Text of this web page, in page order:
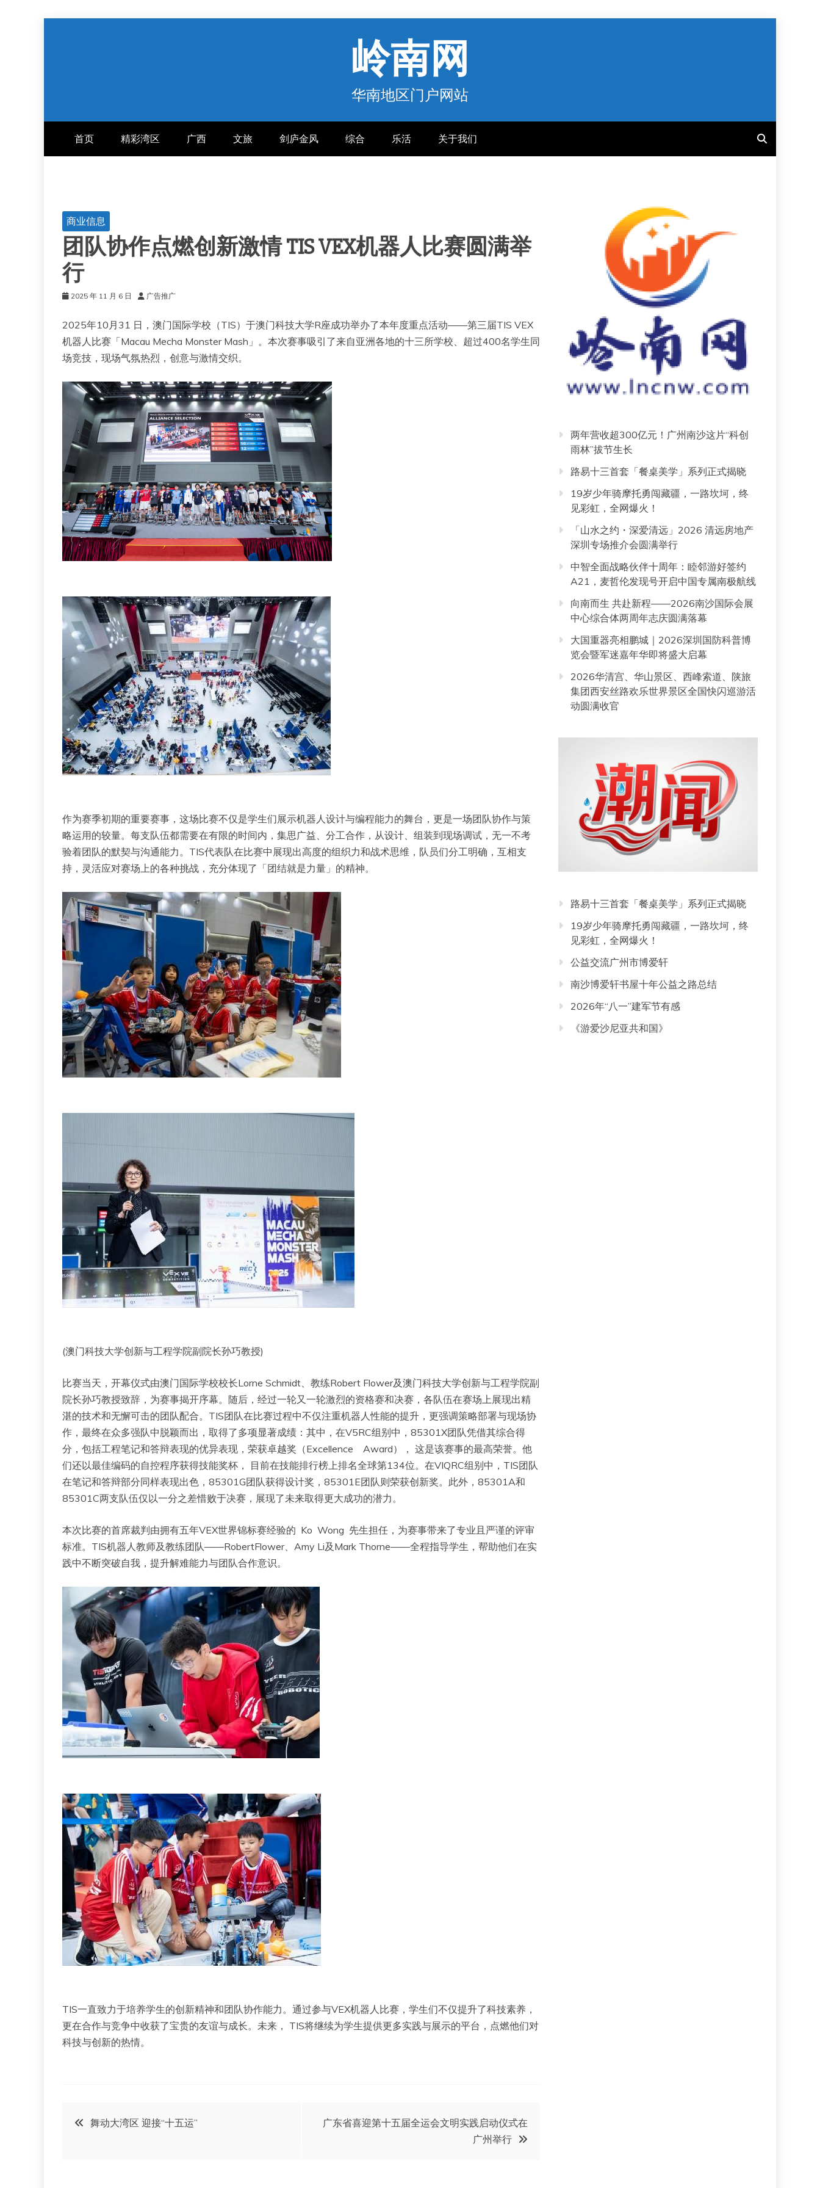
岭南网
华南地区门户网站
首页 精彩湾区 广西 文旅 剑庐金风 综合 乐活 关于我们
商业信息
团队协作点燃创新激情 TIS VEX机器人比赛圆满举
行
2025 年 11 月 6 日 广告推广
2025年10月31 日，澳门国际学校（TIS）于澳门科技大学R座成功举办了本年度重点活动——第三届TIS VEX
机器人比赛「Macau Mecha Monster Mash」。本次赛事吸引了来自亚洲各地的十三所学校、超过400名学生同
场竞技，现场气氛热烈，创意与激情交织。
作为赛季初期的重要赛事，这场比赛不仅是学生们展示机器人设计与编程能力的舞台，更是一场团队协作与策
略运用的较量。每支队伍都需要在有限的时间内，集思广益、分工合作，从设计、组装到现场调试，无一不考
验着团队的默契与沟通能力。TIS代表队在比赛中展现出高度的组织力和战术思维，队员们分工明确，互相支
持，灵活应对赛场上的各种挑战，充分体现了「团结就是力量」的精神。
(澳门科技大学创新与工程学院副院长孙巧教授)
比赛当天，开幕仪式由澳门国际学校校长Lorne Schmidt、教练Robert Flower及澳门科技大学创新与工程学院副
院长孙巧教授致辞，为赛事揭开序幕。随后，经过一轮又一轮激烈的资格赛和决赛，各队伍在赛场上展现出精
湛的技术和无懈可击的团队配合。TIS团队在比赛过程中不仅注重机器人性能的提升，更强调策略部署与现场协
作，最终在众多强队中脱颖而出，取得了多项显著成绩：其中，在V5RC组别中，85301X团队凭借其综合得
分，包括工程笔记和答辩表现的优异表现，荣获卓越奖（Excellence Award）， 这是该赛事的最高荣誉。他
们还以最佳编码的自控程序获得技能奖杯， 目前在技能排行榜上排名全球第134位。在VIQRC组别中，TIS团队
在笔记和答辩部分同样表现出色，85301G团队获得设计奖，85301E团队则荣获创新奖。此外，85301A和
85301C两支队伍仅以一分之差惜败于决赛，展现了未来取得更大成功的潜力。
本次比赛的首席裁判由拥有五年VEX世界锦标赛经验的 Ko Wong 先生担任，为赛事带来了专业且严谨的评审
标准。TIS机器人教师及教练团队——RobertFlower、Amy Li及Mark Thorne——全程指导学生，帮助他们在实
践中不断突破自我，提升解难能力与团队合作意识。
TIS一直致力于培养学生的创新精神和团队协作能力。通过参与VEX机器人比赛，学生们不仅提升了科技素养，
更在合作与竞争中收获了宝贵的友谊与成长。未来， TIS将继续为学生提供更多实践与展示的平台，点燃他们对
科技与创新的热情。
文
舞动大湾区 迎接“十五运”
广东省喜迎第十五届全运会文明实践启动仪式在
广州举行
两年营收超300亿元！广州南沙这片“科创
雨林”拔节生长
路易十三首套「餐桌美学」系列正式揭晓
19岁少年骑摩托勇闯藏疆，一路坎坷，终
见彩虹，全网爆火！
「山水之约・深爱清远」2026 清远房地产
深圳专场推介会圆满举行
中智全面战略伙伴十周年：睦邻游好签约
A21，麦哲伦发现号开启中国专属南极航线
向南而生 共赴新程——2026南沙国际会展
中心综合体两周年志庆圆满落幕
大国重器亮相鹏城｜2026深圳国防科普博
览会暨军迷嘉年华即将盛大启幕
2026华清宫、华山景区、西峰索道、陕旅
集团西安丝路欢乐世界景区全国快闪巡游活
动圆满收官
路易十三首套「餐桌美学」系列正式揭晓
19岁少年骑摩托勇闯藏疆，一路坎坷，终
见彩虹，全网爆火！
公益交流广州市博爱轩
南沙博爱轩书屋十年公益之路总结
2026年“八一”建军节有感
《游爱沙尼亚共和国》